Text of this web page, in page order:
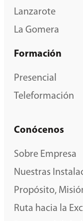
Lanzarote
La Gomera
Formación
Presencial
Teleformación
Conócenos
Sobre Empresa
Nuestras
Propósito,
Ruta hacia la